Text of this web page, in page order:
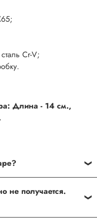
Cr-V;
Длина - 14 см.,
свой отзыв.
от одной до пяти
модерацию.
не получается.